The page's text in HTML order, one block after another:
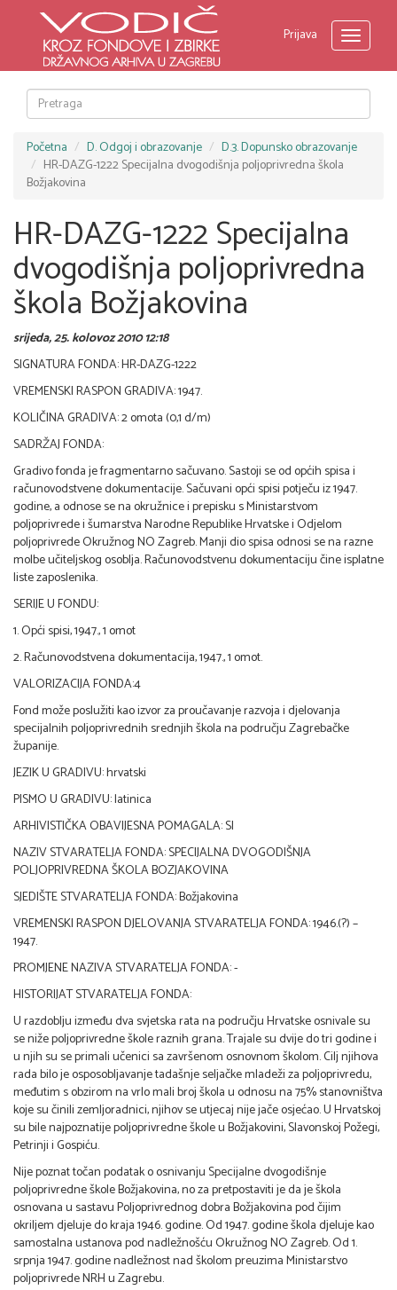
Prijava
Toggle
Početna D. Odgoj i obrazovanje
D.3. Dopunsko obrazovanje
HR-DAZG-1222 Specijalna dvogodišnja poljoprivredna škola
Božjakovina
HR-DAZG-1222 Specijalna
dvogodišnja poljoprivredna
škola Božjakovina
srijeda, 25. kolovoz 2010 12:18
SIGNATURA FONDA: HR-DAZG-1222
VREMENSKI RASPON GRADIVA: 1947.
KOLIČINA GRADIVA: 2 omota (0,1 d/m)
SADRŽAJ FONDA:
Gradivo fonda je fragmentarno sačuvano. Sastoji se od općih spisa i
računovodstvene dokumentacije. Sačuvani opći spisi potječu iz 1947.
godine, a odnose se na okružnice i prepisku s Ministarstvom
poljoprivrede i šumarstva Narodne Republike Hrvatske i Odjelom
poljoprivrede Okružnog NO Zagreb. Manji dio spisa odnosi se na razne
molbe učiteljskog osoblja. Računovodstvenu dokumentaciju čine isplatne
liste zaposlenika.
SERIJE U FONDU:
1. Opći spisi, 1947., 1 omot
2. Računovodstvena dokumentacija, 1947., 1 omot.
VALORIZACIJA FONDA:4
Fond može poslužiti kao izvor za proučavanje razvoja i djelovanja
specijalnih poljoprivrednih srednjih škola na području Zagrebačke
županije.
JEZIK U GRADIVU: hrvatski
PISMO U GRADIVU: latinica
ARHIVISTIČKA OBAVIJESNA POMAGALA: SI
NAZIV STVARATELJA FONDA: SPECIJALNA DVOGODIŠNJA
POLJOPRIVREDNA ŠKOLA BOZJAKOVINA
SJEDIŠTE STVARATELJA FONDA: Božjakovina
VREMENSKI RASPON DJELOVANJA STVARATELJA FONDA: 1946.(?) –
1947.
PROMJENE NAZIVA STVARATELJA FONDA: -
HISTORIJAT STVARATELJA FONDA:
U razdoblju između dva svjetska rata na području Hrvatske osnivale su
se niže poljoprivredne škole raznih grana. Trajale su dvije do tri godine i
u njih su se primali učenici sa završenom osnovnom školom. Cilj njihova
rada bilo je osposobljavanje tadašnje seljačke mladeži za poljoprivredu,
međutim s obzirom na vrlo mali broj škola u odnosu na 75% stanovništva
koje su činili zemljoradnici, njihov se utjecaj nije jače osjećao. U Hrvatskoj
su bile najpoznatije poljoprivredne škole u Božjakovini, Slavonskoj Požegi,
Petrinji i Gospiću.
Nije poznat točan podatak o osnivanju Specijalne dvogodišnje
poljoprivredne škole Božjakovina, no za pretpostaviti je da je škola
osnovana u sastavu Poljoprivrednog dobra Božjakovina pod čijim
okriljem djeluje do kraja 1946. godine. Od 1947. godine škola djeluje kao
samostalna ustanova pod nadležnošću Okružnog NO Zagreb. Od 1.
srpnja 1947. godine nadležnost nad školom preuzima Ministarstvo
poljoprivrede NRH u Zagrebu.